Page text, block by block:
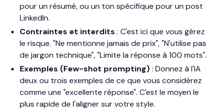
pour un résumé, ou un ton spécifique pour un post
LinkedIn.
Contraintes et interdits : C'est ici que vous gérez
le risque. "Ne mentionne jamais de prix", "N'utilise pas
de jargon technique", "Limite la réponse à 100 mots".
Exemples (Few-shot prompting): Donnez à l'IA
deux ou trois exemples de ce que vous considérez
comme une "excellente réponse". C'est le moyen le
plus rapide de l'aligner sur votre style.